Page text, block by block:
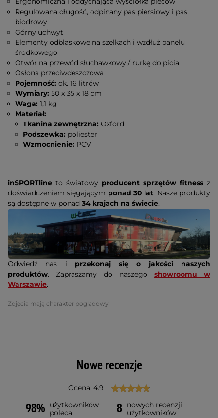
Regulowana długość, odpinany pas piersiowy i pas
biodrowy
Górny uchwyt
Elementy odblaskowe na szelkach i wzdłuż panelu
środkowego
Otwór na przewód słuchawkowy / rurkę do picia
Osłona przeciwdeszczowa
Pojemność: ok. 16 litrów
Wymiary: 50 x 35 x 18 cm
Waga: 1,1 kg
Materiał:
Tkanina zewnętrzna: Oxford
Podszewka: poliester
Wzmocnienie: PCV
inSPORTline to światowy producent sprzętów fitness z
doświadczeniem sięgającym ponad 30 lat. Nasze produkty
są dostępne w ponad 34 krajach na świecie.
Odwiedź nas i przekonaj się o jakości naszych
produktów. Zapraszamy do naszego showroomu w
Warszawie.
Zdjęcia mają charakter poglądowy.
Nowe recenzje
Ocena: 4.9
98%
użytkowników
poleca
8
nowych recenzji
użytkowników